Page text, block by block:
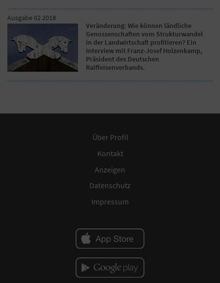
Ausgabe 02 2018
Veränderung: Wie können ländliche
Genossenschaften vom Strukturwandel
in der Landwirtschaft profitieren? Ein
Interview mit Franz-Josef Holzenkamp,
Präsident des Deutschen
Raiffeisenverbands.
Über Profil
Kontakt
Anzeigen
Datenschutz
Impressum